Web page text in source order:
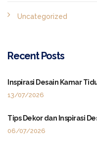
Uncategorized
Recent Posts
Inspirasi Desain Kamar
13/07/2026
Tips Dekor dan Inspirasi
06/07/2026